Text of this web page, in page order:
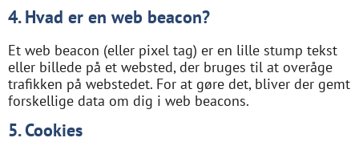
4. Hvad er en web beacon?
Et web beacon (eller pixel tag) er en lille stump tekst
eller billede på et websted, der bruges til at overåge
trafikken på webstedet. For at gøre det, bliver der gemt
forskellige data om dig i web beacons.
5. Cookies